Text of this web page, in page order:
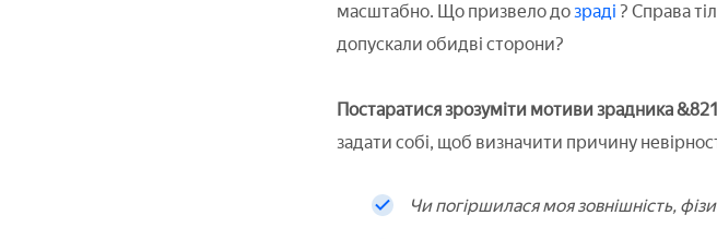
масштабно. Що призвело дозраді ? Справа
допускали обидві сторони?
Постаратися зрозуміти мотиви зрадника
задати собі, щоб визначити причину
Чи погіршилася моя зовнішність,